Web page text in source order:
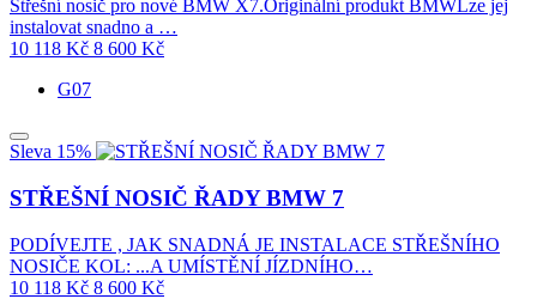
Střešní nosič pro nové BMW X7.Originální produkt BMWLze jej
instalovat snadno a …
10 118 Kč 8 600 Kč
G07
Sleva 15%
STŘEŠNÍ NOSIČ ŘADY BMW 7
PODÍVEJTE , JAK SNADNÁ JE INSTALACE STŘEŠNÍHO
NOSIČE KOL: ...A UMÍSTĚNÍ JÍZDNÍHO…
10 118 Kč 8 600 Kč